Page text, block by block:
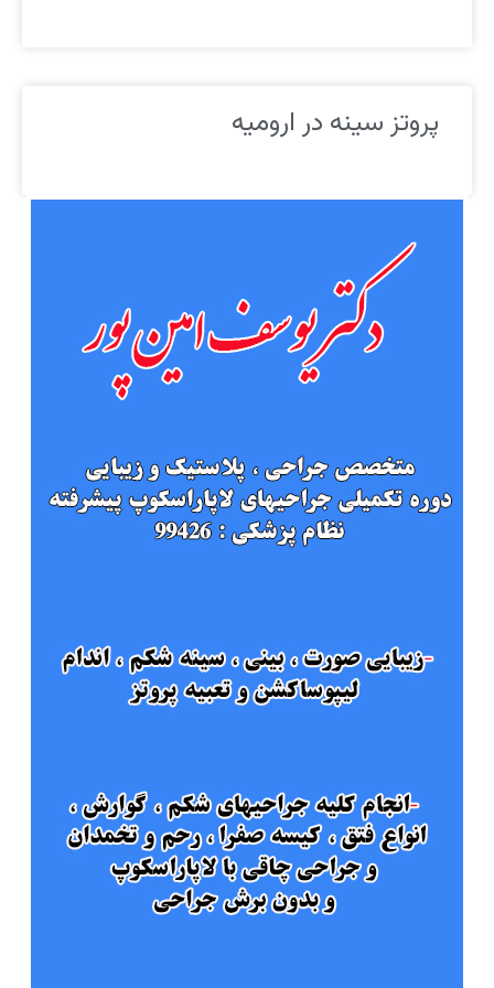
پروتز سینه در ارومیه